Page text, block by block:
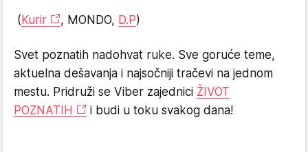
( Kurir , MONDO, D.P)
Svet poznatih nadohvat ruke. Sve goruće teme,
aktuelna dešavanja i najsočniji tračevi na jednom
mestu. Pridruži se Viber zajednici ŽIVOT
POZNATIH
i budi u toku svakog dana!